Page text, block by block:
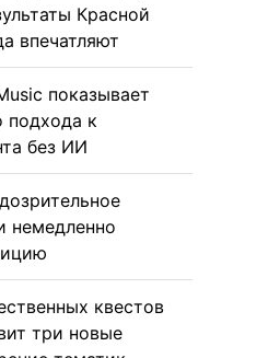
Красной
впечатляют
показывает
подхода к
без ИИ
немедленно
квестов
три новые